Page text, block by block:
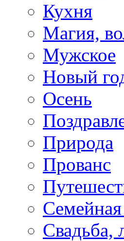
Кухня
Магия,
Мужское
Новый
Осень
Природа
Прованс
Свадьба,